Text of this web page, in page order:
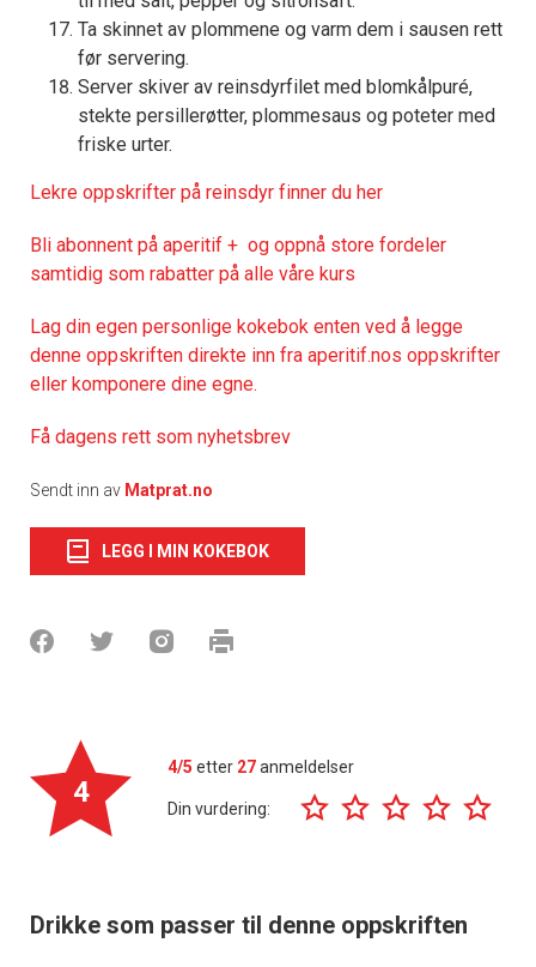
Ta skinnet av plommene og varm dem i sausen rett
før servering.
Server skiver av reinsdyrfilet med blomkålpuré,
stekte persillerøtter, plommesaus og poteter med
friske urter.
Lekre oppskrifter på reinsdyr finner du her
Bli abonnent på aperitif + og oppnå store fordeler
samtidig som rabatter på alle våre kurs
Lag din egen personlige kokebok enten ved å legge
denne oppskriften direkte inn fra aperitif.nos oppskrifter
eller komponere dine egne.
Få dagens rett som nyhetsbrev
Sendt inn av Matprat.no
LEGG I MIN KOKEBOK
4
4/5 etter 27anmeldelser
Din vurdering:
Drikke som passer til denne oppskriften